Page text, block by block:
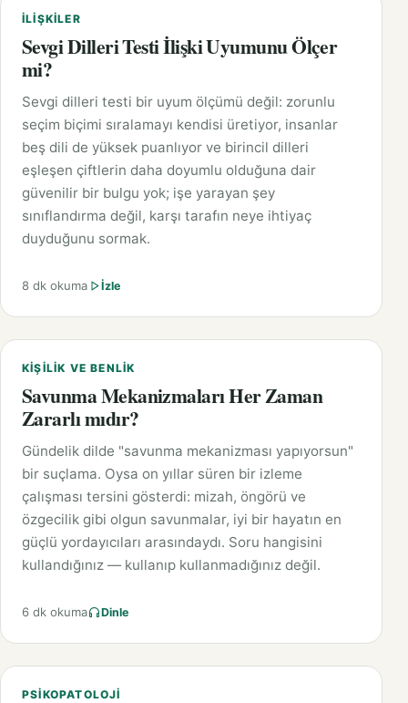
İLIŞKILER
Sevgi Dilleri Testi İlişki Uyumunu Ölçer
mi?
Sevgi dilleri testi bir uyum ölçümü değil: zorunlu
seçim biçimi sıralamayı kendisi üretiyor, insanlar
beş dili de yüksek puanlıyor ve birincil dilleri
eşleşen çiftlerin daha doyumlu olduğuna dair
güvenilir bir bulgu yok; işe yarayan şey
sınıflandırma değil, karşı tarafın neye ihtiyaç
duyduğunu sormak.
8 dk okuma İzle
KIŞILIK VE BENLIK
Savunma Mekanizmaları Her Zaman
Zararlı mıdır?
Gündelik dilde "savunma mekanizması yapıyorsun"
bir suçlama. Oysa on yıllar süren bir izleme
çalışması tersini gösterdi: mizah, öngörü ve
özgecilik gibi olgun savunmalar, iyi bir hayatın en
güçlü yordayıcıları arasındaydı. Soru hangisini
kullandığınız — kullanıp kullanmadığınız değil.
6 dk okuma Dinle
PSIKOPATOLOJI